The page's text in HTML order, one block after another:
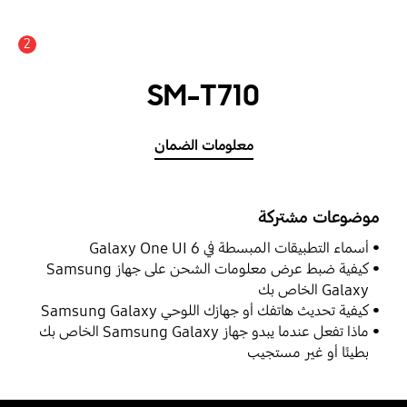
2
SM-T710
معلومات الضمان
موضوعات مشتركة
أسماء التطبيقات المبسطة في Galaxy One UI 6
كيفية ضبط عرض معلومات الشحن على جهاز Samsung
Galaxy الخاص بك
كيفية تحديث هاتفك أو جهازك اللوحي Samsung Galaxy
ماذا تفعل عندما يبدو جهاز Samsung Galaxy الخاص بك
بطيئًا أو غير مستجيب